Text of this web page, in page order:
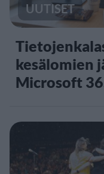
UUTISET
kesälomien
Microsoft